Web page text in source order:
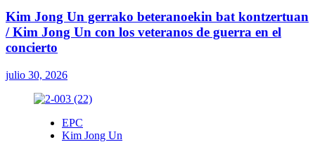
Kim Jong Un gerrako beteranoekin bat kontzertuan
/ Kim Jong Un con los veteranos de guerra en el
concierto
julio 30, 2026
EPC
Kim Jong Un